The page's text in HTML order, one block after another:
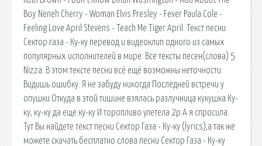
Boy Neneh Cherry - Woman Elvis Presley - Fever Paula Cole -
Feeling Love April Stevens - Teach Me Tiger April. Текст песни
Сектор газа - Ку-ку перевод и видеоклип одного из самых
популярных исполнителей в мире. Все тексты песен(слова) 5
Nizza. В этом тексте песни всё ещё возможны неточности.
Видишь ошибку. Я не забуду никогда Последней встречи у
опушки Откуда в этой тишине взялась разлучница кукушка Ку-
ку, ку-ку да еще ку-ку И торопливо улетела 2р А я спросила.
Тут Вы найдете текст песни Сектор Газа - Ку-ку (lyrics),а так же
можете скачать бесплатно слова песни Сектор Газа - Ку-ку